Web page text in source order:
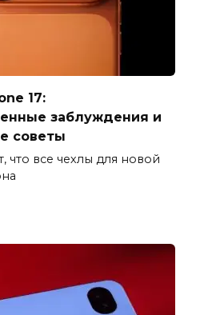
17:
заблуждения и
советы
что все чехлы для новой